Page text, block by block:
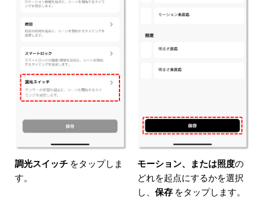
調光スイッチ をタップしま
す。
モーション、または照度の
どれを起点にするかを選択
し、 保存 をタップします。